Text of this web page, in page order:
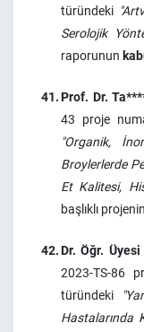
türündeki
Serolojik
raporunun
41.Prof. Dr.
43 proje
"Organik,
Broylerlerde
Et Kalitesi,
başlıklı
42.Dr. Öğr.
2023-TS-86
türündeki
Hastalarında